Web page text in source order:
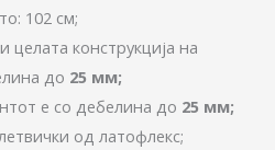
102 см;
целата конструкција на
до 25 мм;
е со дебелина до 25 мм;
од латофлекс;